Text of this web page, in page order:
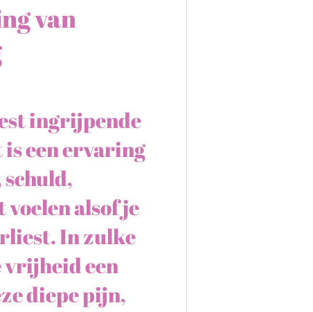
van
ingrijpende
is een ervaring
voelen alsof je
In zulke
een
diepe pijn,